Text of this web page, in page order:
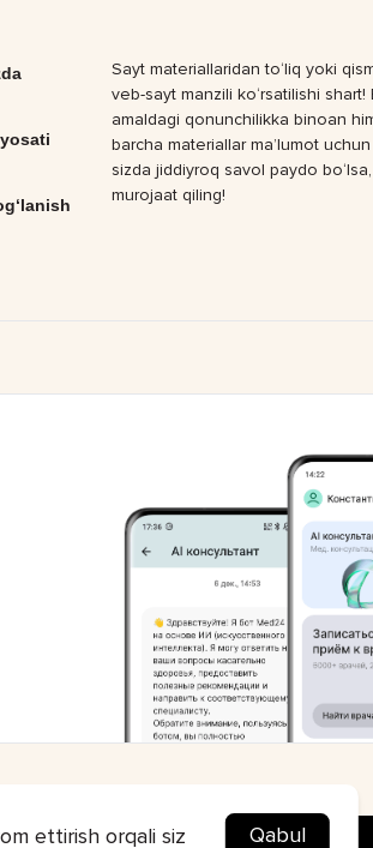
Sayt materiallaridan to‘liq yoki
veb-sayt manzili ko‘rsatilishi
amaldagi qonunchilikka binoan
barcha materiallar ma’lumot
sizda jiddiyroq savol paydo
murojaat qiling!
ettirish orqali siz Qabul